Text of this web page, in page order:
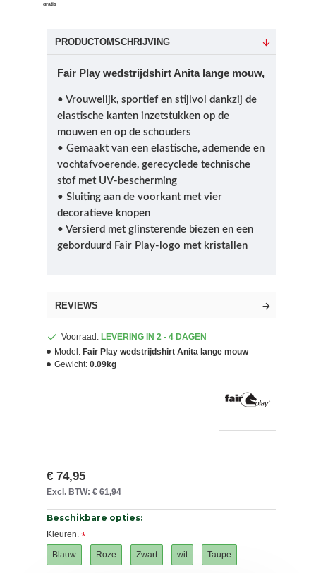
gratis
PRODUCTOMSCHRIJVING
Fair Play wedstrijdshirt Anita lange mouw,
• Vrouwelijk, sportief en stijlvol dankzij de
elastische kanten inzetstukken op de
mouwen en op de schouders
• Gemaakt van een elastische, ademende en
vochtafvoerende, gerecyclede technische
stof met UV-bescherming
• Sluiting aan de voorkant met vier
decoratieve knopen
• Versierd met glinsterende biezen en een
geborduurd Fair Play-logo met kristallen
REVIEWS
Voorraad: LEVERING IN 2 - 4 DAGEN
Model: Fair Play wedstrijdshirt Anita lange mouw
Gewicht: 0.09kg
€ 74,95
Excl. BTW: € 61,94
Beschikbare opties:
Kleuren.
Blauw Roze Zwart wit Taupe